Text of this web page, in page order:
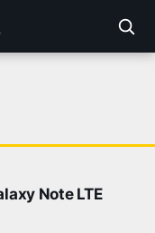
Note LTE